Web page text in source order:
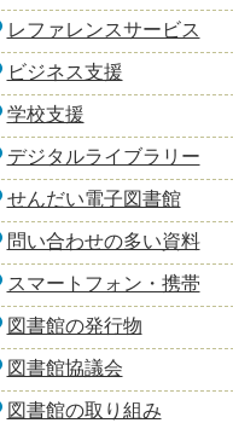
レファレンスサービス
ビジネス支援
学校支援
デジタルライブラリー
せんだい電子図書館
問い合わせの多い資料
スマートフォン・携帯
図書館の発行物
図書館協議会
図書館の取り組み